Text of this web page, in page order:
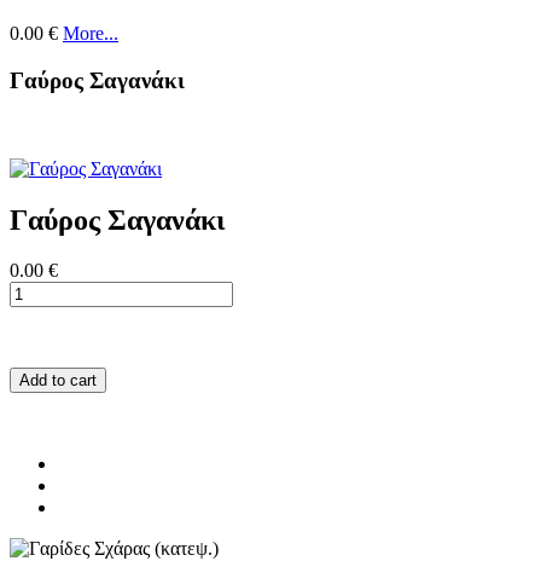
0.00 € More...
Γαύρος Σαγανάκι
Γαύρος Σαγανάκι
0.00 €
Add to cart